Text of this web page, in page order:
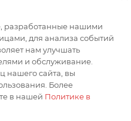
автоаксессуаров
разработанные нашими
для анализа событий
нам улучшать
и обслуживание.
нашего сайта, вы
Более
в нашей Политике в